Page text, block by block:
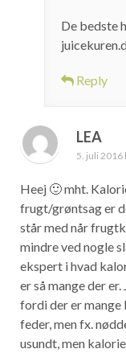
De bedste
Reply
LEA
5. juli 2016
Heej 🙂 mht.
frugt/grøntsag er
står med når
mindre ved nogle
ekspert i hvad
er så mange der
fordi der er mange
feder, men fx.
usundt, men